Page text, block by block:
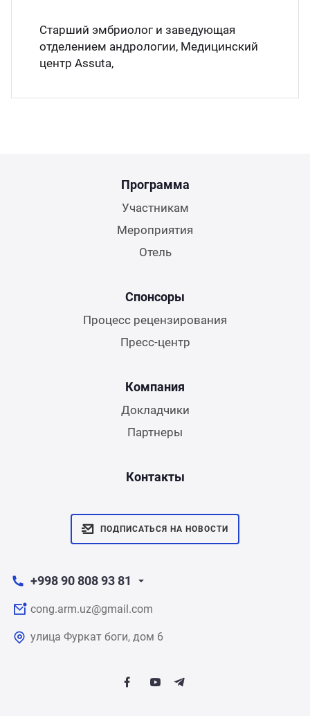
Старший эмбриолог и заведующая
отделением андрологии, Медицинский
центр Assuta,
Программа
Участникам
Мероприятия
Отель
Спонсоры
Процесс рецензирования
Пресс-центр
Компания
Докладчики
Партнеры
Контакты
ПОДПИСАТЬСЯ НА НОВОСТИ
+998 90 808 93 81
cong.arm.uz@gmail.com
улица Фуркат боги, дом 6